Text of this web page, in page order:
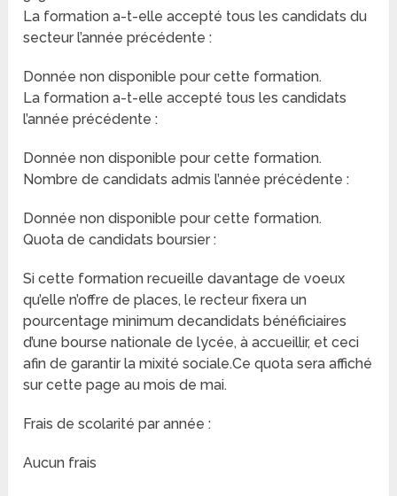
La formation a-t-elle accepté tous les candidats du
secteur l’année précédente :
Donnée non disponible pour cette formation.
La formation a-t-elle accepté tous les candidats
l’année précédente :
Donnée non disponible pour cette formation.
Nombre de candidats admis l’année précédente :
Donnée non disponible pour cette formation.
Quota de candidats boursier :
Si cette formation recueille davantage de voeux
qu’elle n’offre de places, le recteur fixera un
pourcentage minimum decandidats bénéficiaires
d’une bourse nationale de lycée, à accueillir, et ceci
afin de garantir la mixité sociale.Ce quota sera affiché
sur cette page au mois de mai.
Frais de scolarité par année :
Aucun frais